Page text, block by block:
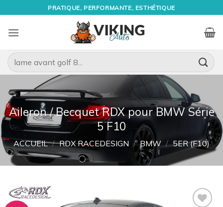
au
contenu
PRATIQUE, PERFORMANTE, ESTHÉTIQUE
Recherche
pour :
Aileron / Becquet RDX pour BMW Série
5 F10
ACCUEIL / RDX RACEDESIGN / BMW / 5ER (F10)